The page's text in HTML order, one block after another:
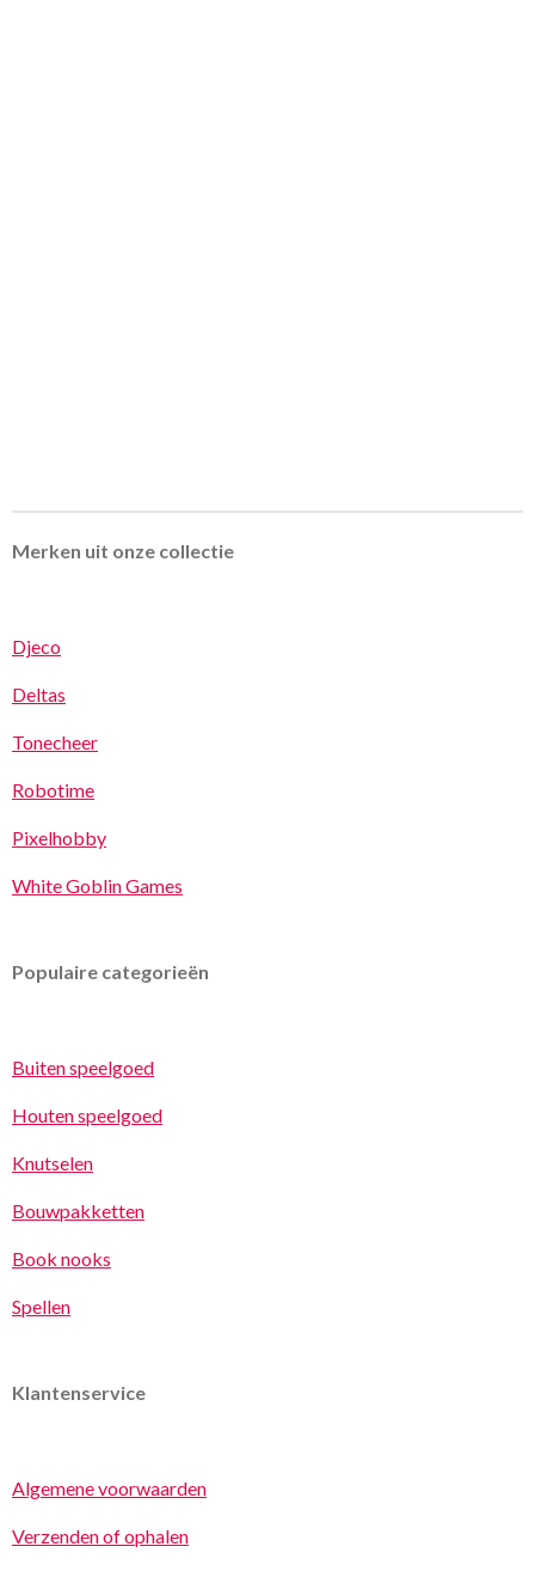
Merken uit onze collectie
Djeco
Deltas
Tonecheer
Robotime
Pixelhobby
White Goblin Games
Populaire categorieën
Buiten speelgoed
Houten speelgoed
Knutselen
Bouwpakketten
Book nooks
Spellen
Klantenservice
Algemene voorwaarden
Verzenden of ophalen